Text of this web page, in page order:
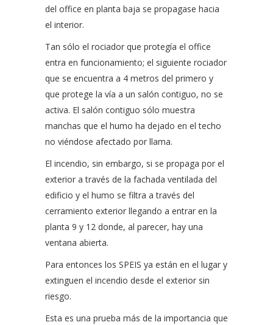
del office en planta baja se propagase hacia
el interior.
Tan sólo el rociador que protegía el office
entra en funcionamiento; el siguiente rociador
que se encuentra a 4 metros del primero y
que protege la vía a un salón contiguo, no se
activa. El salón contiguo sólo muestra
manchas que el humo ha dejado en el techo
no viéndose afectado por llama.
El incendio, sin embargo, si se propaga por el
exterior a través de la fachada ventilada del
edificio y el humo se filtra a través del
cerramiento exterior llegando a entrar en la
planta 9 y 12 donde, al parecer, hay una
ventana abierta.
Para entonces los SPEIS ya están en el lugar y
extinguen el incendio desde el exterior sin
riesgo.
Esta es una prueba más de la importancia que